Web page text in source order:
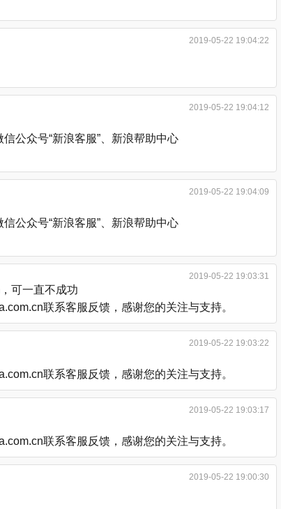
2019-05-22 19:04:22
2019-05-22 19:04:12
公众号“新浪客服”、新浪帮助中心
2019-05-22 19:04:09
公众号“新浪客服”、新浪帮助中心
2019-05-22 19:03:31
可一直不成功
联系客服反馈，感谢您的关注与支持。
2019-05-22 19:03:22
联系客服反馈，感谢您的关注与支持。
2019-05-22 19:03:17
联系客服反馈，感谢您的关注与支持。
2019-05-22 19:00:30